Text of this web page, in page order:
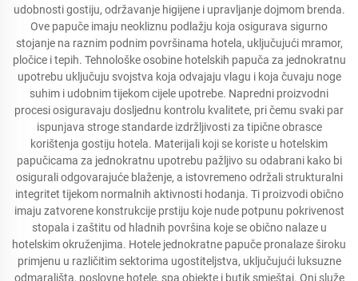
udobnosti gostiju, održavanje higijene i upravljanje dojmom brenda.
Ove papuče imaju neokliznu podlažju koja osigurava sigurno
stojanje na raznim podnim površinama hotela, uključujući mramor,
pločice i tepih. Tehnološke osobine hotelskih papuča za jednokratnu
upotrebu uključuju svojstva koja odvajaju vlagu i koja čuvaju noge
suhim i udobnim tijekom cijele upotrebe. Napredni proizvodni
procesi osiguravaju dosljednu kontrolu kvalitete, pri čemu svaki par
ispunjava stroge standarde izdržljivosti za tipične obrasce
korištenja gostiju hotela. Materijali koji se koriste u hotelskim
papučicama za jednokratnu upotrebu pažljivo su odabrani kako bi
osigurali odgovarajuće blaženje, a istovremeno održali strukturalni
integritet tijekom normalnih aktivnosti hodanja. Ti proizvodi obično
imaju zatvorene konstrukcije prstiju koje nude potpunu pokrivenost
stopala i zaštitu od hladnih površina koje se obično nalaze u
hotelskim okruženjima. Hotele jednokratne papuče pronalaze široku
primjenu u različitim sektorima ugostiteljstva, uključujući luksuzne
odmarališta, poslovne hotele, spa objekte i butik smještaj. Oni služe